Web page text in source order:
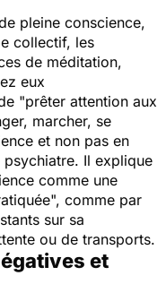
pleine conscience,
collectif, les
de méditation,
eux
"prêter attention aux
marcher, se
et non pas en
Il explique
comme une
comme par
sur sa
ou de transports.
et